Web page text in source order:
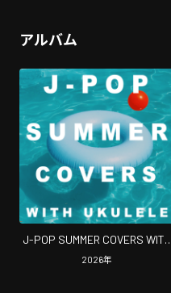
アルバム
J-POP SUMMER COVERS WITH
UKULELE
2026年